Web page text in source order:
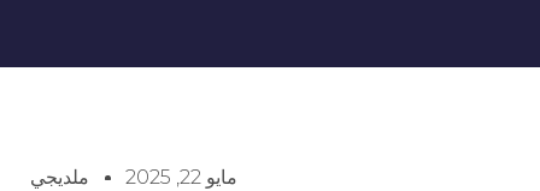
مايو 22, 2025 ملديجي